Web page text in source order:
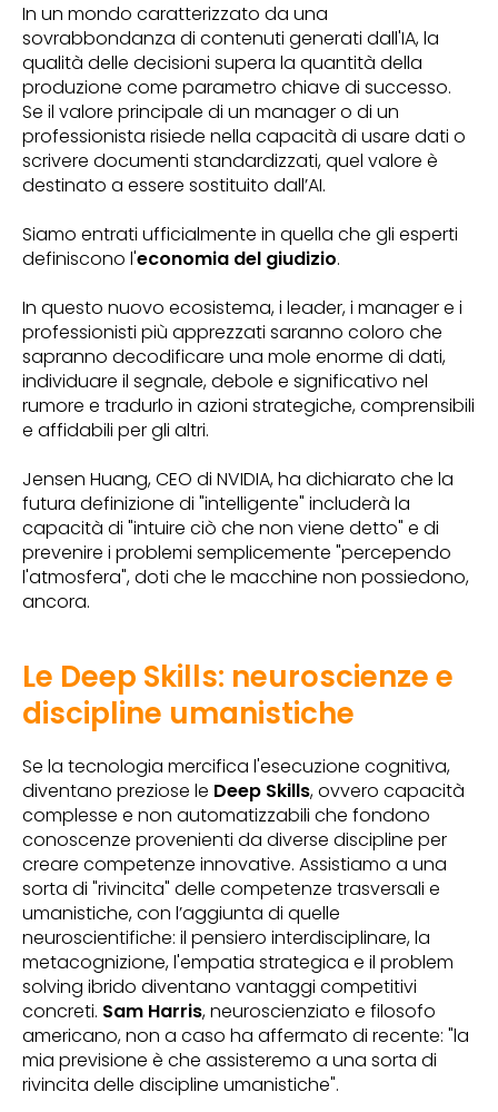
In un mondo caratterizzato da una
sovrabbondanza di contenuti generati dall'IA, la
qualità delle decisioni supera la quantità della
produzione come parametro chiave di successo.
Se il valore principale di un manager o di un
professionista risiede nella capacità di usare dati o
scrivere documenti standardizzati, quel valore è
destinato a essere sostituito dall’AI.
Siamo entrati ufficialmente in quella che gli esperti
definiscono l'economia del giudizio.
In questo nuovo ecosistema, i leader, i manager e i
professionisti più apprezzati saranno coloro che
sapranno decodificare una mole enorme di dati,
individuare il segnale, debole e significativo nel
rumore e tradurlo in azioni strategiche, comprensibili
e affidabili per gli altri.
Jensen Huang, CEO di NVIDIA, ha dichiarato che la
futura definizione di "intelligente" includerà la
capacità di "intuire ciò che non viene detto" e di
prevenire i problemi semplicemente "percependo
l'atmosfera", doti che le macchine non possiedono,
ancora.
Le Deep Skills: neuroscienze e
discipline umanistiche
Se la tecnologia mercifica l'esecuzione cognitiva,
diventano preziose le Deep Skills, ovvero capacità
complesse e non automatizzabili che fondono
conoscenze provenienti da diverse discipline per
creare competenze innovative. Assistiamo a una
sorta di "rivincita" delle competenze trasversali e
umanistiche, con l’aggiunta di quelle
neuroscientifiche: il pensiero interdisciplinare, la
metacognizione, l'empatia strategica e il problem
solving ibrido diventano vantaggi competitivi
concreti. Sam Harris, neuroscienziato e filosofo
americano, non a caso ha affermato di recente: "la
mia previsione è che assisteremo a una sorta di
rivincita delle discipline umanistiche".